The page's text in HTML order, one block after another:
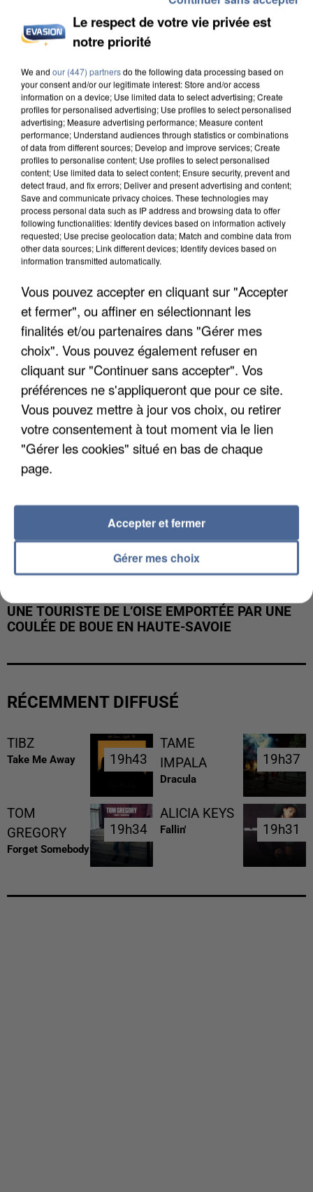
L’UN DES FONDATEURS SUPPOSÉS DE LA DZ
MAFIA INTERPELLÉ EN ALGÉRIE
UN SECOND CADRE DE LA DZ MAFIA
INTERPELLÉ EN ALGÉRIE
UNE TOURISTE DE L’OISE EMPORTÉE PAR UNE
COULÉE DE BOUE EN HAUTE-SAVOIE
RÉCEMMENT DIFFUSÉ
TIBZ
Take Me Away 19h43
19h43
TAME
IMPALA
Dracula
19h37
19h37
TOM
GREGORY
Forget Somebody
19h34
19h34
ALICIA KEYS
Fallin' 19h31
19h31
Le respect de votre vie privée est
notre priorité
We and our (447) partnersdo the following data processing based on
your consent and/or our legitimate interest: Store and/or access
information on a device; Use limited data to select advertising; Create
profiles for personalised advertising; Use profiles to select personalised
advertising; Measure advertising performance; Measure content
performance; Understand audiences through statistics or combinations
of data from different sources; Develop and improve services; Create
profiles to personalise content; Use profiles to select personalised
content; Use limited data to select content; Ensure security, prevent and
detect fraud, and fix errors; Deliver and present advertising and content;
Save and communicate privacy choices. These technologies may
process personal data such as IP address and browsing data to offer
following functionalities: Identify devices based on information actively
requested; Use precise geolocation data; Match and combine data from
other data sources; Link different devices; Identify devices based on
information transmitted automatically.
Vous pouvez accepter en cliquant sur "Accepter
et fermer", ou affiner en sélectionnant les
finalités et/ou partenaires dans "Gérer mes
choix". Vous pouvez également refuser en
cliquant sur "Continuer sans accepter". Vos
préférences ne s'appliqueront que pour ce site.
Vous pouvez mettre à jour vos choix, ou retirer
votre consentement à tout moment via le lien
"Gérer les cookies" situé en bas de chaque
page.
Gérer mes choix
Accepter et fermer